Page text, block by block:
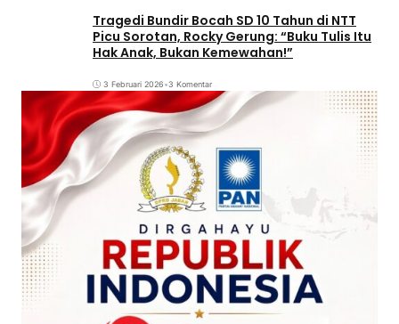
Tragedi Bundir Bocah SD 10 Tahun di NTT
Picu Sorotan, Rocky Gerung: “Buku Tulis Itu
Hak Anak, Bukan Kemewahan!”
3 Februari 2026•3 Komentar